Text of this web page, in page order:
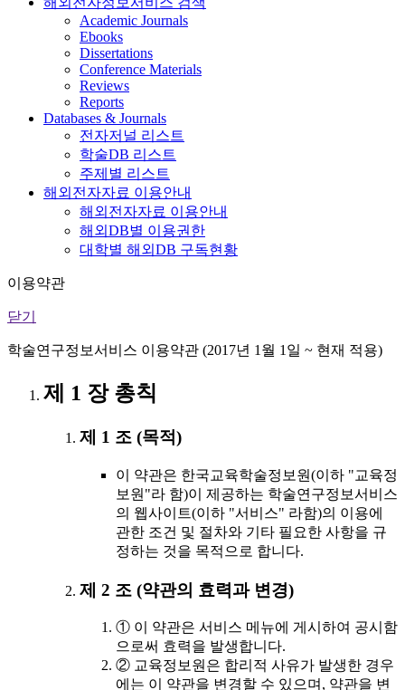
Academic Journals
Ebooks
Dissertations
Conference Materials
Reviews
Reports
Databases & Journals
전자저널 리스트
학술DB 리스트
주제별 리스트
해외전자자료 이용안내
해외전자자료 이용안내
해외DB별 이용권한
대학별 해외DB 구독현황
이용약관
닫기
학술연구정보서비스 이용약관 (2017년 1월 1일 ~ 현재 적용)
제 1 장 총칙
제 1 조 (목적)
이 약관은 한국교육학술정보원(이하 "교육정
보원"라 함)이 제공하는 학술연구정보서비스
의 웹사이트(이하 "서비스" 라함)의 이용에
관한 조건 및 절차와 기타 필요한 사항을 규
정하는 것을 목적으로 합니다.
제 2 조 (약관의 효력과 변경)
① 이 약관은 서비스 메뉴에 게시하여 공시함
으로써 효력을 발생합니다.
② 교육정보원은 합리적 사유가 발생한 경우
에는 이 약관을 변경할 수 있으며, 약관을 변